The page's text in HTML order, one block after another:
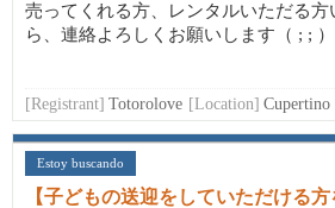
売ってくれる方、レンタルいただる方
ら、連絡よろしくお願いします（ ; ; ）
[Registrant] Totorolove [Location] Cupertino
Estoy buscando
【子どもの送迎をしていただける方